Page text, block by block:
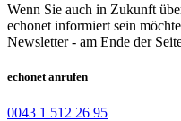
Wenn Sie auch in Zukunft
echonet informiert sein
Newsletter - am Ende der
echonet anrufen
0043 1 512 26 95